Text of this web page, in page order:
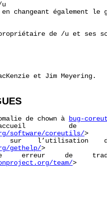
u
changeant également le
de /u et ses
et Jim Meyering.
de chown à
bug-
de
software/coreutils/>
sur    l’utilisation
gethelp/>
erreur     de
team/>